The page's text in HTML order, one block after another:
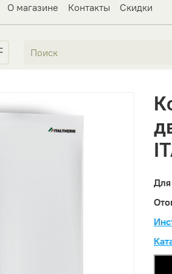
О магазине Контакты Скидки